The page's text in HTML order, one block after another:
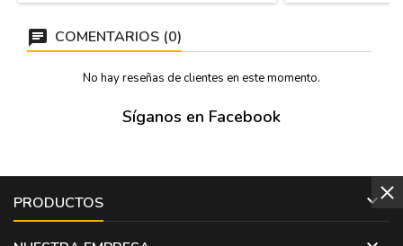
COMENTARIOS (0)
No hay reseñas de clientes en este momento.
Síganos en Facebook
PRODUCTOS 